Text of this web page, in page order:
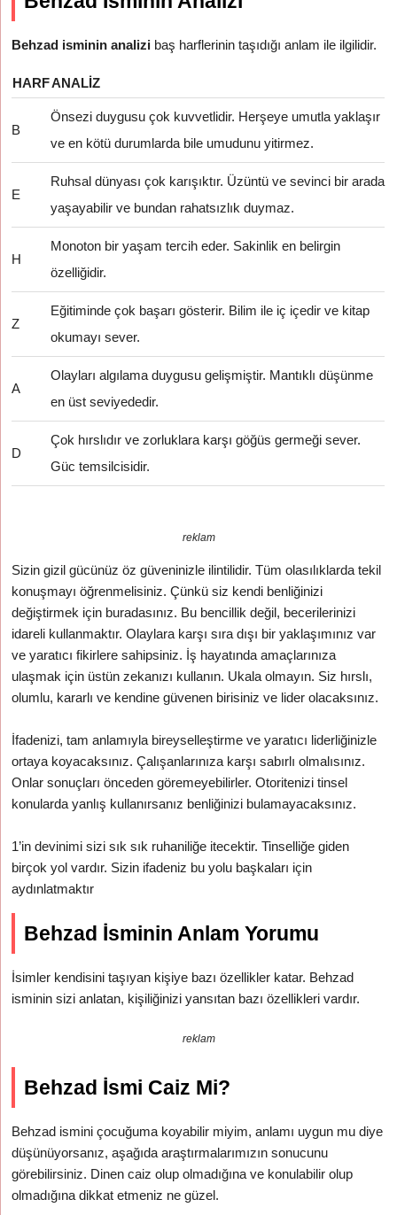
Behzad isminin analizi baş harflerinin taşıdığı anlam ile ilgilidir.
HARFANALIZ
B
Önsezi duygusu çok kuvvetlidir. Herşeye umutla yaklaşır
ve en kötü durumlarda bile umudunu yitirmez.
E
Ruhsal dünyası çok karışıktır. Üzüntü ve sevinci bir arada
yaşayabilir ve bundan rahatsızlık duymaz.
H
Monoton bir yaşam tercih eder. Sakinlik en belirgin
özelliğidir.
Z
Eğitiminde çok başarı gösterir. Bilim ile iç içedir ve kitap
okumayı sever.
A
Olayları algılama duygusu gelişmiştir. Mantıklı düşünme
en üst seviyededir.
D
Çok hırslıdır ve zorluklara karşı göğüs germeği sever.
Güc temsilcisidir.
reklam
Sizin gizil gücünüz öz güveninizle ilintilidir. Tüm olasılıklarda tekil
konuşmayı öğrenmelisiniz. Çünkü siz kendi benliğinizi
değiştirmek için buradasınız. Bu bencillik değil, becerilerinizi
idareli kullanmaktır. Olaylara karşı sıra dışı bir yaklaşımınız var
ve yaratıcı fikirlere sahipsiniz. İş hayatında amaçlarınıza
ulaşmak için üstün zekanızı kullanın. Ukala olmayın. Siz hırslı,
olumlu, kararlı ve kendine güvenen birisiniz ve lider olacaksınız.
İfadenizi, tam anlamıyla bireyselleştirme ve yaratıcı liderliğinizle
ortaya koyacaksınız. Çalışanlarınıza karşı sabırlı olmalısınız.
Onlar sonuçları önceden göremeyebilirler. Otoritenizi tinsel
konularda yanlış kullanırsanız benliğinizi bulamayacaksınız.
1’in devinimi sizi sık sık ruhaniliğe itecektir. Tinselliğe giden
birçok yol vardır. Sizin ifadeniz bu yolu başkaları için
aydınlatmaktır
Behzad İsminin Anlam Yorumu
İsimler kendisini taşıyan kişiye bazı özellikler katar. Behzad
isminin sizi anlatan, kişiliğinizi yansıtan bazı özellikleri vardır.
reklam
Behzad İsmi Caiz Mi?
Behzad ismini çocuğuma koyabilir miyim, anlamı uygun mu diye
düşünüyorsanız, aşağıda araştırmalarımızın sonucunu
görebilirsiniz. Dinen caiz olup olmadığına ve konulabilir olup
olmadığına dikkat etmeniz ne güzel.